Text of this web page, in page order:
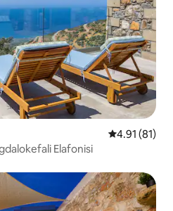
औसत रेटिंग 5 में
4.91 (81)
Elafonisi